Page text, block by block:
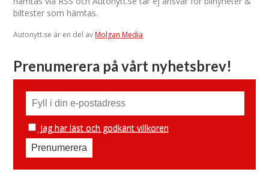
biltester som hämtas.
Autonytt.se är en del avMolgan Media
Prenumerera på vårt nyhetsbrev!
Jag har läst och godkänt villkoren